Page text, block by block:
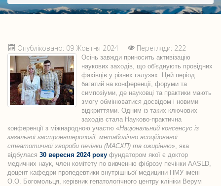
Опубліковано: 09 Жовтня 2024 Перегляди: 222
Осінь завжди приносить активізацію
наукових заходів, що об'єднують провідних
фахівців у різних галузях. Цей період
багатий на конференції, форуми та
симпозіуми, де науковці та практики мають
змогу обмінюватися досвідом і новими
відкриттями. Одним із таких ключових
заходів стала Науково-практична
конференції з міжнародною участю «Національний консенсус із
загальної гастроентерології, метаболічно асоційованої
стеатотичної хвороби печінки (МАСХП) та ожирінню», яка
відбулася 30 вересня 2024 року фундатором якої є доктор
медичних наук, член комітету по вивченню фіброзу печінки ААSLD,
доцент кафедри пропедевтики внутрішньої медицини НМУ імені
О.О. Богомольця, керівник гепатологічного центру клініки Верум